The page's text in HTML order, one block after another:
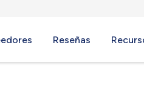
Reseñas